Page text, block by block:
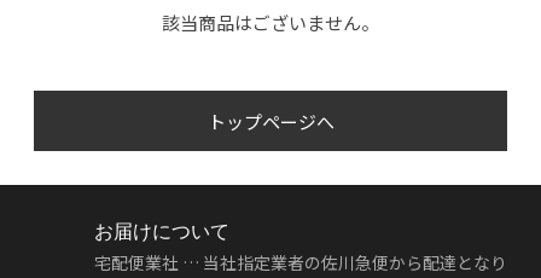
該当商品はございません。
トップページへ
お届けについて
宅配便業社 … 当社指定業者の佐川急便から配達となり